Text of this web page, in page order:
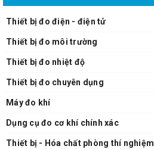
Thiết bị đo điện - điện tử
Thiết bị đo môi trường
Thiết bị đo nhiệt độ
Thiết bị đo chuyên dụng
Máy đo khí
Dụng cụ đo cơ khí chính xác
Thiết bị - Hóa chất phòng thí nghiệm